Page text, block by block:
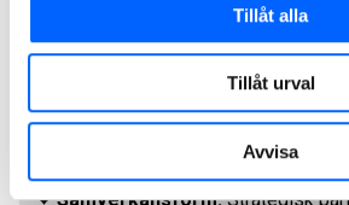
Tillåt alla
Tillåt urval
Avvisa
: LSS-boenden
Kund:Helsingborgs stad
Arkitekt:Fredblad Arkitekter AB
Samverkansform:Strategisk